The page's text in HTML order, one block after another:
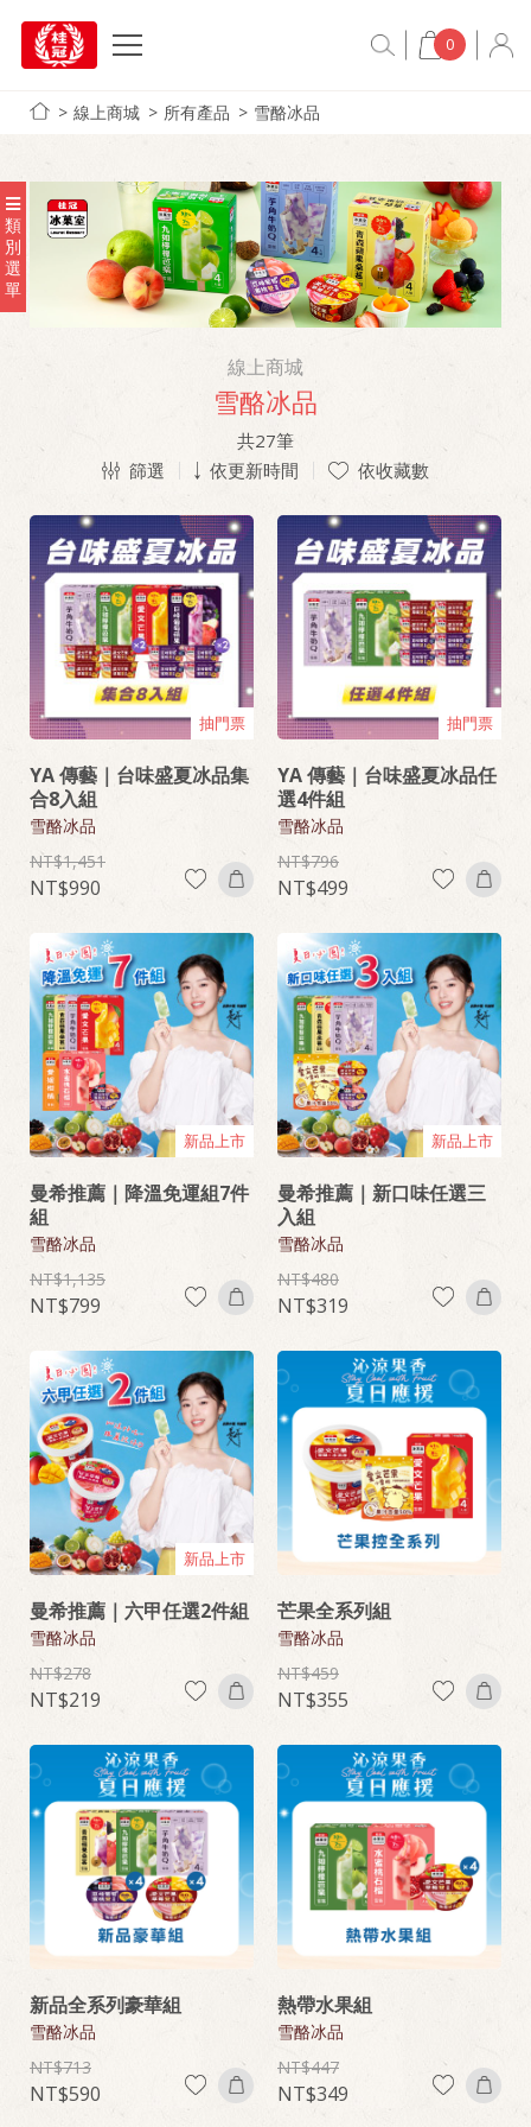
0
線上商城 所有產品 雪酪冰品
類
別
選
單
線上商城
雪酪冰品
共27筆
篩選
依更新時間 依收藏數
抽門票
YA 傳藝｜台味盛夏冰品集
合8入組
雪酪冰品
1,451
990
抽門票
YA 傳藝｜台味盛夏冰品任
選4件組
雪酪冰品
796
499
新品上市
曼希推薦｜降溫免運組7件
組
雪酪冰品
1,135
799
新品上市
曼希推薦｜新口味任選三
入組
雪酪冰品
480
319
新品上市
曼希推薦｜六甲任選2件組
雪酪冰品
278
219
芒果全系列組
雪酪冰品
459
355
新品全系列豪華組
雪酪冰品
713
590
熱帶水果組
雪酪冰品
447
349